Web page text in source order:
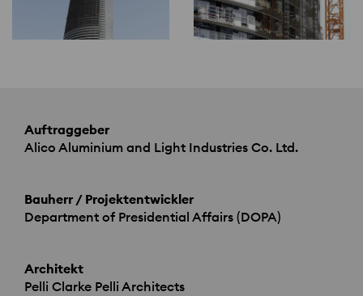
Auftraggeber
Alico Aluminium and Light Industries Co. Ltd.
Bauherr / Projektentwickler
Department of Presidential Affairs (DOPA)
Architekt
Pelli Clarke Pelli Architects